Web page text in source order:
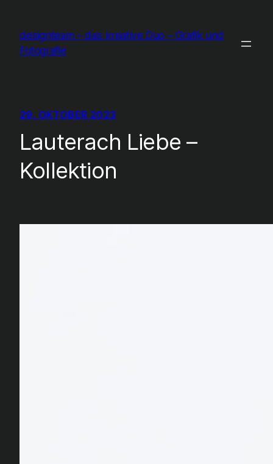
springen
designteam – das kreative Duo – Grafik und
Fotografie
29. OKTOBER 2023
Lauterach Liebe –
Kollektion